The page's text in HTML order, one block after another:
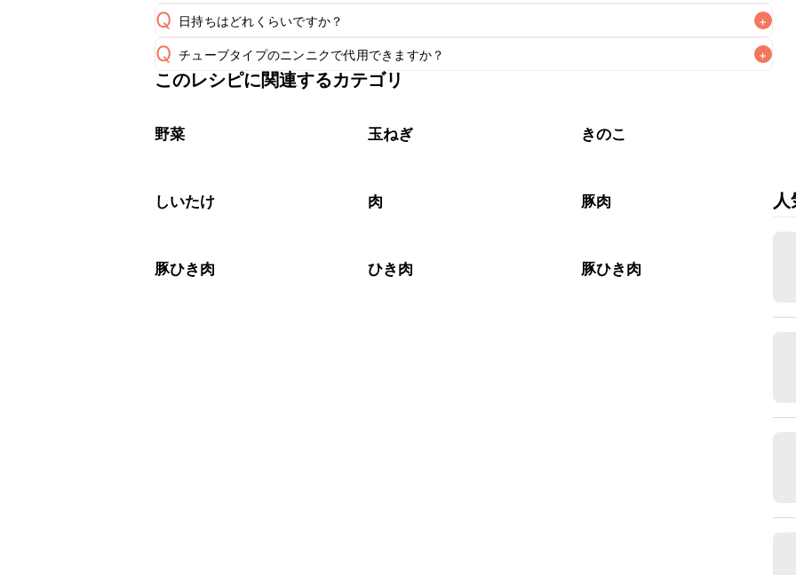
A
Q 日持ちはどれくらいですか？ +
A
保存期間は冷蔵で当日中が目安です。なるべくお早めにお召し上がりください。
Q チューブタイプのニンニクで代用できますか？ +
チューブタイプのニンニクを使用してもお作りいただけます。小さじ1を目安に加え、お好みの風味
このレシピに関連するカテゴリ
野菜 玉ねぎ きのこ
しいたけ 肉 豚肉
豚ひき肉 ひき肉 豚ひき肉